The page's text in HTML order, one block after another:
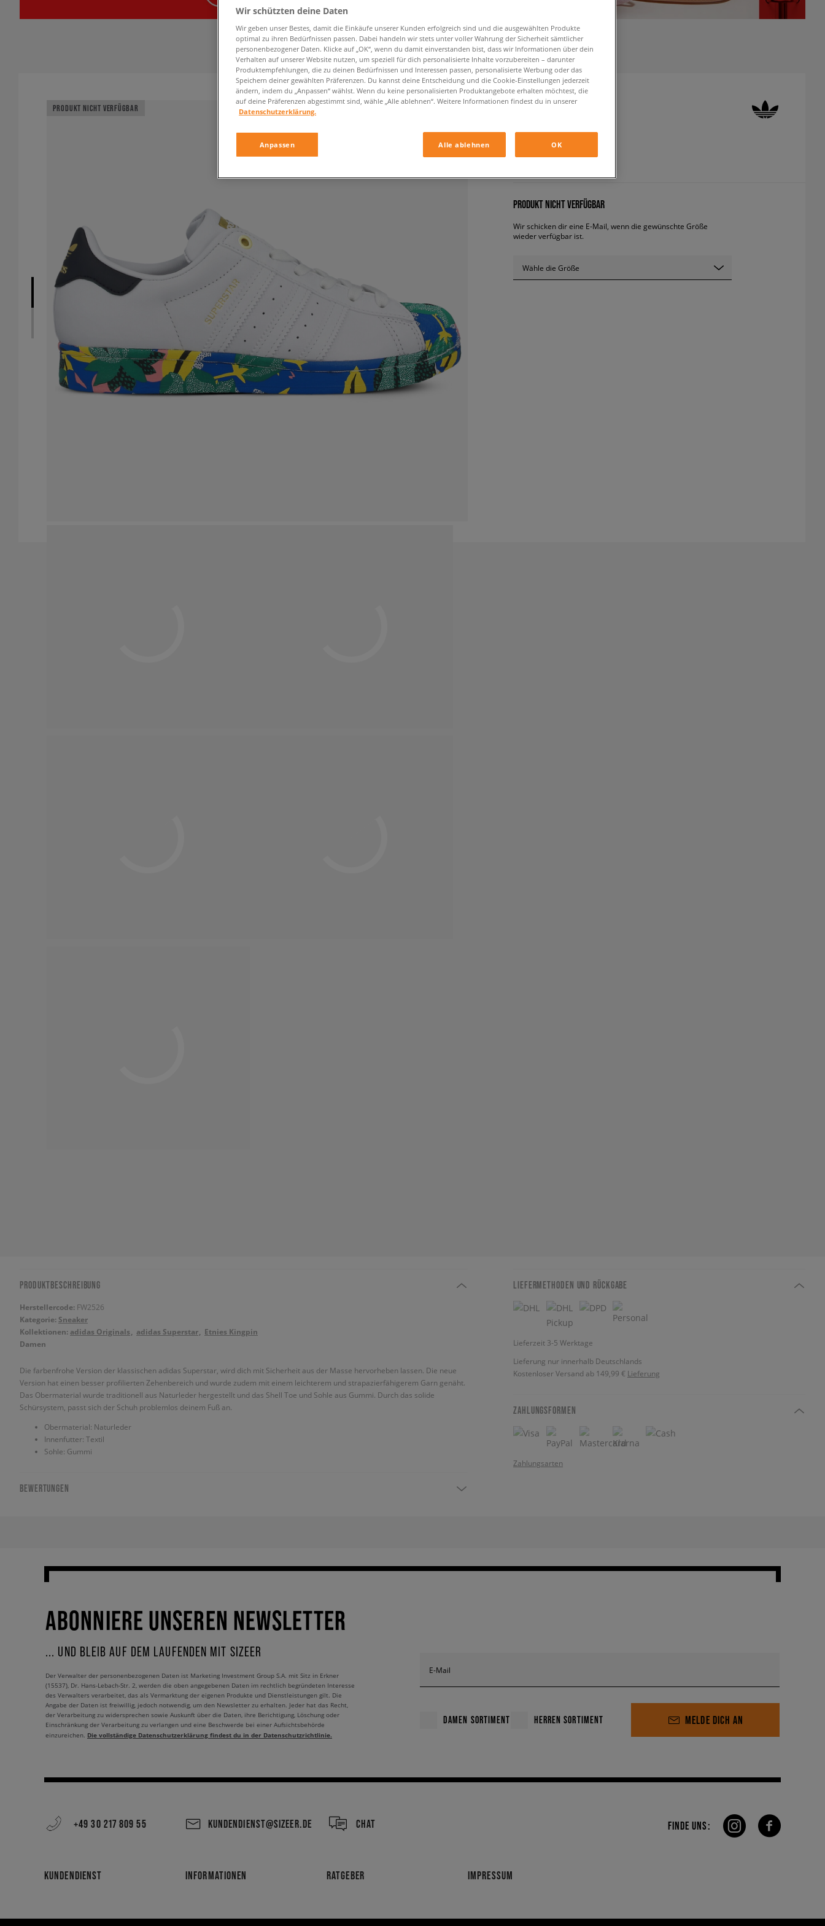
PRODUKT NICHT VERFÜGBAR ADIDAS SUPERSTAR W
PRODUKT NICHT VERFÜGBAR
Wir schicken dir eine E-Mail, wenn die gewünschte Größe
wieder verfügbar ist.
Wähle die Größe
PRODUKTBESCHREIBUNG
Herstellercode: FW2526
Kategorie: Sneaker
Kollektionen: adidas Originals adidas Superstar
Etnies Kingpin
Damen
Die farbenfrohe Version der klassischen adidas Superstar, wird dich mit Sicherheit aus der Masse hervorheben lassen. Die neue
Version hat einen besser profilierten Zehenbereich und wurde zudem mit einem leichterem und strapazierfähigerem Garn genäht.
Das Obermaterial wurde traditionell aus Naturleder hergestellt und das Shell Toe und Sohle aus Gummi. Durch das solide
Schürsystem, passt sich der Schuh problemlos deinem Fuß an.
Obermaterial: Naturleder
Innenfutter: Textil
Sohle: Gummi
BEWERTUNGEN
LIEFERMETHODEN UND RÜCKGABE
Lieferzeit 3-5 Werktage
Lieferung nur innerhalb Deutschlands
Kostenloser Versand ab 149,99 € Lieferung
ZAHLUNGSFORMEN
Zahlungsarten
ABONNIERE UNSEREN NEWSLETTER
... UND BLEIB AUF DEM LAUFENDEN MIT SIZEER
E-Mail
DAMEN SORTIMENT HERREN SORTIMENT MELDE DICH AN
Der Verwalter der personenbezogenen Daten ist Marketing Investment Group S.A. mit Sitz in Erkner
(15537), Dr. Hans-Lebach-Str. 2, werden die oben angegebenen Daten im rechtlich begründeten Interesse
des Verwalters verarbeitet, das als Vermarktung der eigenen Produkte und Dienstleistungen gilt. Die
Angabe der Daten ist freiwillig, jedoch notwendig, um den Newsletter zu erhalten. Jeder hat das Recht,
der Verarbeitung zu widersprechen sowie Auskunft über die Daten, ihre Berichtigung, Löschung oder
Einschränkung der Verarbeitung zu verlangen und eine Beschwerde bei einer Aufsichtsbehörde
einzureichen. Die vollständige Datenschutzerklärung findest du in der Datenschutzrichtlinie.
+49 30 217 809 55 KUNDENDIENST@SIZEER.DE CHAT
KUNDENDIENST INFORMATIONEN RATGEBER IMPRESSUM
FINDE UNS:
Wir schützten deine Daten
Wir geben unser Bestes, damit die Einkäufe unserer Kunden erfolgreich sind und die ausgewählten Produkte
optimal zu ihren Bedürfnissen passen. Dabei handeln wir stets unter voller Wahrung der Sicherheit sämtlicher
personenbezogener Daten. Klicke auf „OK“, wenn du damit einverstanden bist, dass wir Informationen über dein
Verhalten auf unserer Website nutzen, um speziell für dich personalisierte Inhalte vorzubereiten – darunter
Produktempfehlungen, die zu deinen Bedürfnissen und Interessen passen, personalisierte Werbung oder das
Speichern deiner gewählten Präferenzen. Du kannst deine Entscheidung und die Cookie-Einstellungen jederzeit
ändern, indem du „Anpassen“ wählst. Wenn du keine personalisierten Produktangebote erhalten möchtest, die
auf deine Präferenzen abgestimmt sind, wähle „Alle ablehnen“. Weitere Informationen findest du in unserer
Datenschutzerklärung.
Anpassen Alle ablehnen OK